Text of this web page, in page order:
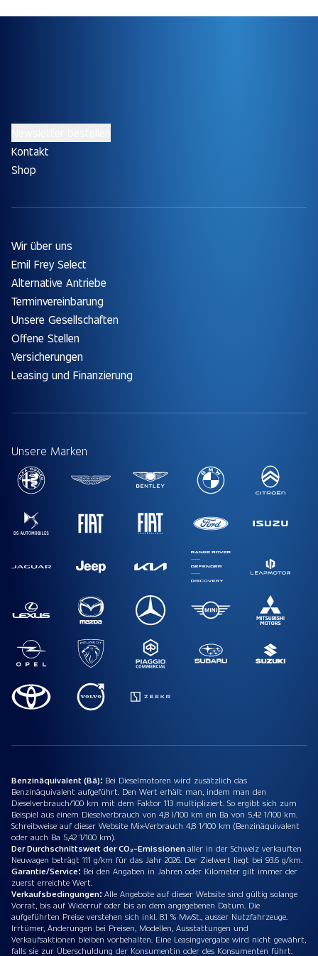
Kontakt
Shop
Wir über uns
Emil Frey Select
Alternative Antriebe
Terminvereinbarung
Unsere Gesellschaften
Offene Stellen
Versicherungen
Leasing und Finanzierung
Unsere Marken
Benzinäquivalent (Bä): Bei Dieselmotoren wird zusätzlich das
Benzinäquivalent aufgeführt. Den Wert erhält man, indem man den
Dieselverbrauch/100 km mit dem Faktor 113 multipliziert. So ergibt sich zum
Beispiel aus einem Dieselverbrauch von 4,8 l/100 km ein Ba von 5,42 1/100 km.
Schreibweise auf dieser Website Mix-Verbrauch 4,8 1/100 km (Benzinäquivalent
oder auch Ba 5,42 1/100 km).
Der Durchschnittswert der CO₂-Emissionenaller in der Schweiz verkauften
Neuwagen beträgt 111 g/km für das Jahr 2026. Der Zielwert liegt bei 93.6 g/km.
Garantie/Service: Bei den Angaben in Jahren oder Kilometer gilt immer der
zuerst erreichte Wert.
Verkaufsbedingungen: Alle Angebote auf dieser Website sind gültig solange
Vorrat, bis auf Widerruf oder bis an dem angegebenen Datum. Die
aufgeführten Preise verstehen sich inkl. 8.1 % MwSt., ausser Nutzfahrzeuge.
Irrtümer, Änderungen bei Preisen, Modellen, Ausstattungen und
Verkaufsaktionen bleiben vorbehalten. Eine Leasingvergabe wird nicht gewährt,
falls sie zur Überschuldung der Konsumentin oder des Konsumenten führt.